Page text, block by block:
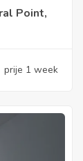
Point,
prije 1 week